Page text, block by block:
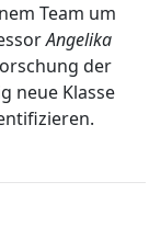
Team um
Angelika
der
neue Klasse